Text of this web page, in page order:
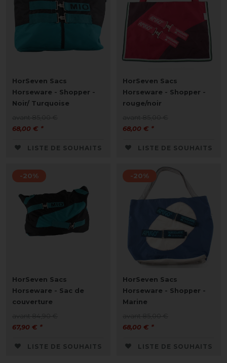
HorSeven Sacs
Horseware - Shopper -
Noir/ Turquoise
68,00 € *
LISTE DE SOUHAITS
HorSeven Sacs
Horseware - Shopper -
rouge/noir
68,00 € *
LISTE DE SOUHAITS
-20%
HorSeven Sacs
Horseware - Sac de
couverture
67,90 € *
LISTE DE SOUHAITS
-20%
HorSeven Sacs
Horseware - Shopper -
Marine
68,00 € *
LISTE DE SOUHAITS